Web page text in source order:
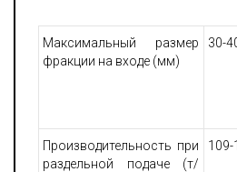
Максимальный размер
фракции на входе (мм)
30-
Производительность при
раздельной подаче (т/
109-